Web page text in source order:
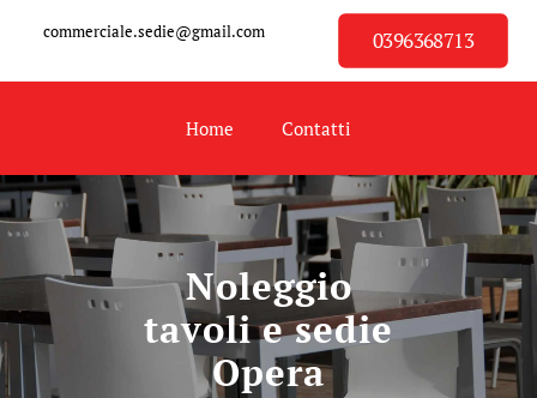
commerciale.sedie@gmail.com 0396368713
Home Contatti
Noleggio
tavoli e sedie
Opera